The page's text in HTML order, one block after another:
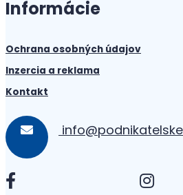
Informácie
Ochrana osobných údajov
Inzercia a reklama
Kontakt